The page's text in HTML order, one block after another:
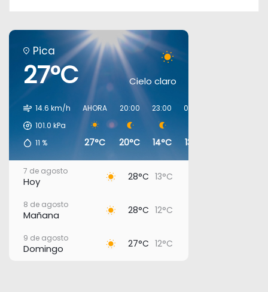
Pica
27°C Cielo claro
14.6 km/h
101.0 kPa
11 %
AHORA
27°C
20:00
20°C
23:00
14°C
02:00
13°C
7 de agosto
Hoy 28°C 13°C
8 de agosto
Mañana 28°C 12°C
9 de agosto
Domingo 27°C 12°C